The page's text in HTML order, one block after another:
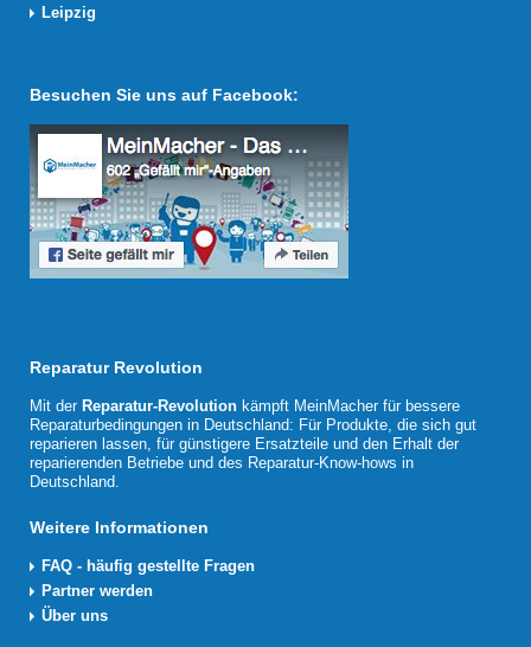
Leipzig
Besuchen Sie uns auf Facebook:
Reparatur Revolution
Mit der Reparatur-Revolution kämpft MeinMacher für bessere
Reparaturbedingungen in Deutschland: Für Produkte, die sich gut
reparieren lassen, für günstigere Ersatzteile und den Erhalt der
reparierenden Betriebe und des Reparatur-Know-hows in
Deutschland.
Weitere Informationen
FAQ - häufig gestellte Fragen
Partner werden
Über uns